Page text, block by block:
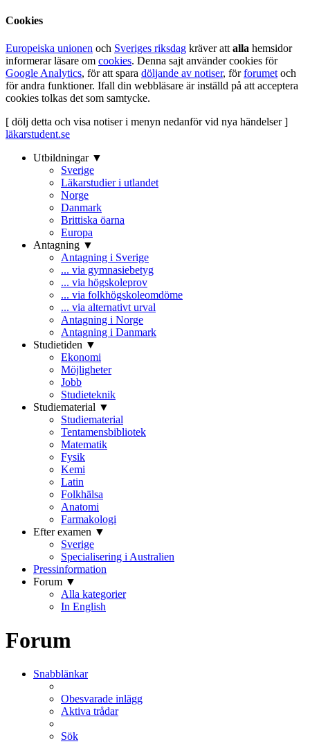
Cookies
Europeiska unionen och Sveriges riksdag kräver att alla hemsidor
informerar läsare om cookies. Denna sajt använder cookies för
Google Analytics, för att spara döljande av notiser, förforumet och
för andra funktioner. Ifall din webbläsare är inställd på att acceptera
cookies tolkas det som samtycke.
[ dölj detta och visa notiser i menyn nedanför vid nya händelser ]
läkarstudent.se
Utbildningar ▼
Sverige
Läkarstudier i utlandet
Norge
Danmark
Brittiska öarna
Europa
Antagning ▼
Antagning i Sverige
... via gymnasiebetyg
... via högskoleprov
... via folkhögskoleomdöme
... via alternativt urval
Antagning i Norge
Antagning i Danmark
Studietiden ▼
Ekonomi
Möjligheter
Jobb
Studieteknik
Studiematerial ▼
Studiematerial
Tentamensbibliotek
Matematik
Fysik
Kemi
Latin
Folkhälsa
Anatomi
Farmakologi
Efter examen ▼
Sverige
Specialisering i Australien
Pressinformation
Forum ▼
Alla kategorier
In English
Forum
Snabblänkar
Obesvarade inlägg
Aktiva trådar
Sök